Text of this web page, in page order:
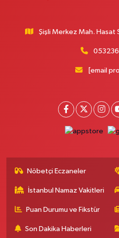
Şişli Merkez Mah. Hasat
[email
Nöbetçi Eczaneler
İstanbul Namaz Vakitleri
Puan Durumu ve Fikstür
Son Dakika Haberleri